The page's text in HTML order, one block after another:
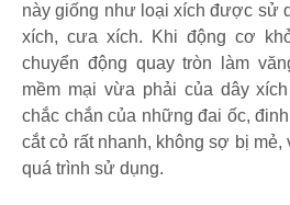
này giống như loại xích được sử
xích, cưa xích. Khi động cơ
chuyển động quay tròn làm
mềm mại vừa phải của dây
chắc chắn của những đai ốc,
cắt cỏ rất nhanh, không sợ bị mẻ,
quá trình sử dụng.